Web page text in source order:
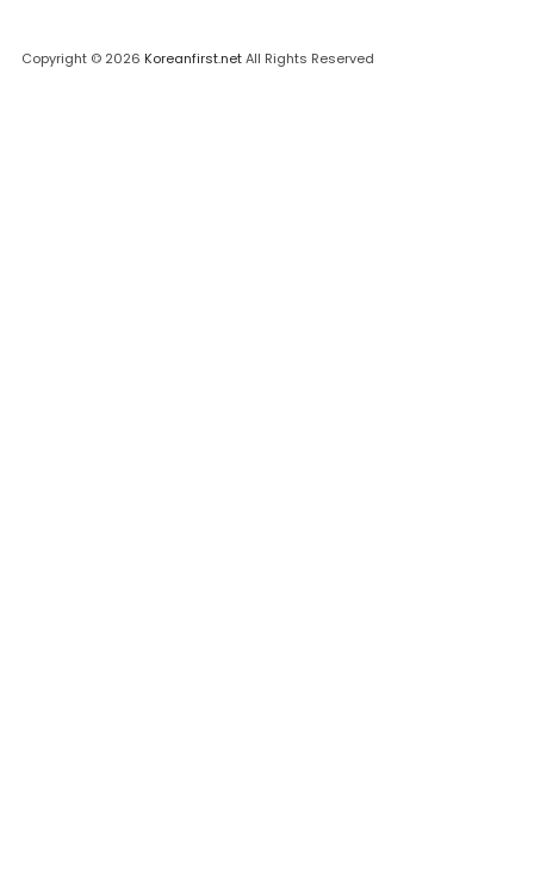
Copyright © 2026 Koreanfirst.netAll Rights Reserved